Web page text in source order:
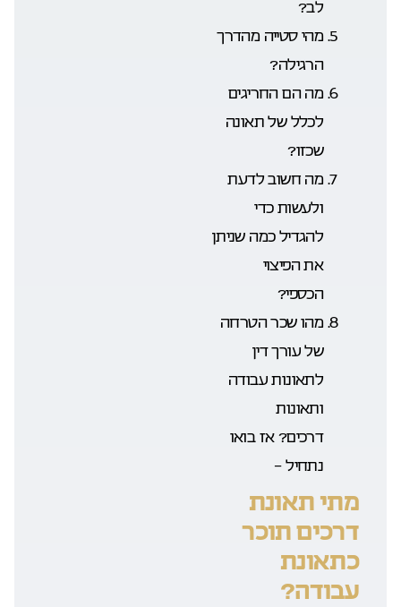
לב?
מהי סטייה מהדרך
הרגילה?
מה הם החריגים
לכלל של תאונה
שכזו?
מה חשוב לדעת
ולעשות כדי
להגדיל כמה שניתן
את הפיצוי
הכספי?
מהו שכר הטרחה
של עורך דין
לתאונות עבודה
ותאונות
דרכים?אז בואו
נתחיל –
מתי תאונת
דרכים תוכר
כתאונת
עבודה?